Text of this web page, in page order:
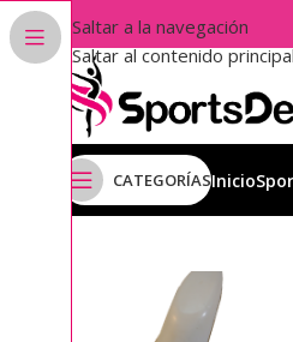
Saltar a la navegación
Saltar al contenido
CATEGORÍASInicio
Inicio Punteras